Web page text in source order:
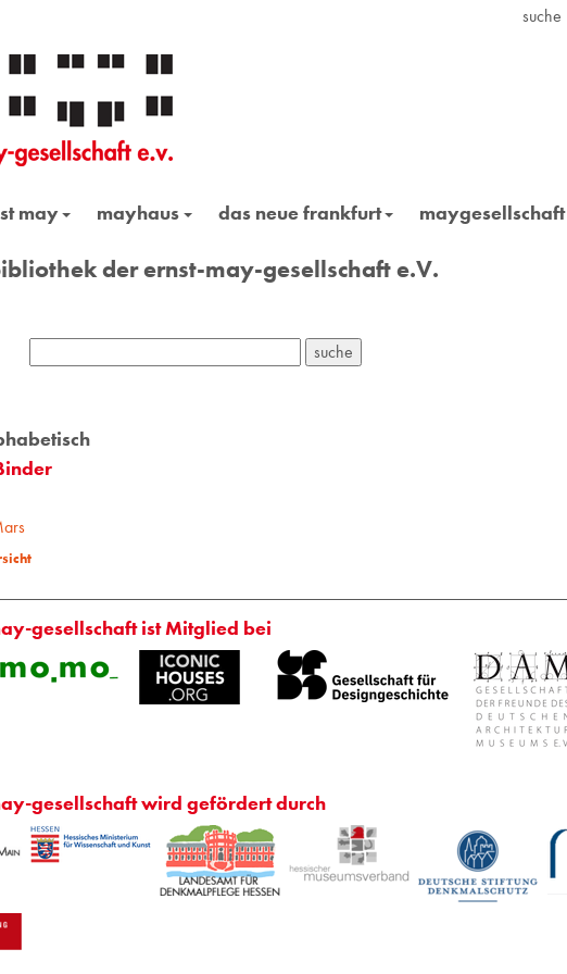
suche
may mayhaus das neue frankfurt maygesellschaft
der ernst-may-gesellschaft e.V.
gesellschaft ist Mitglied bei
gesellschaft wird gefördert durch